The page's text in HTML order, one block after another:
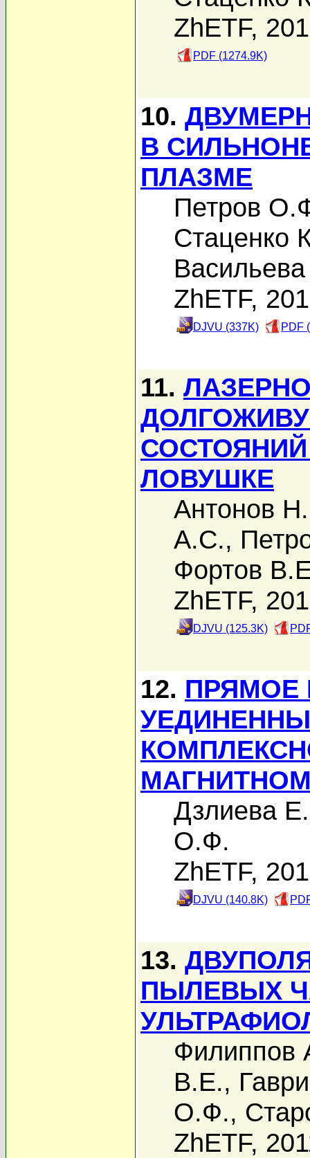
ZhETF,
PDF (1274.9K)
10.
В
ПЛАЗМЕ
Петров
Стаценко
ZhETF,
DJVU (337K) PDF
11.
ЛОВУШКЕ
Антонов
А.С.,
Фортов
ZhETF,
DJVU (125.3K)
12. ПРЯМОЕ
Дзлиева
О.Ф.
ZhETF,
DJVU (140.8K)
13.
ПЫЛЕВЫХ
Филиппов
В.Е.,
О.Ф.,
ZhETF,